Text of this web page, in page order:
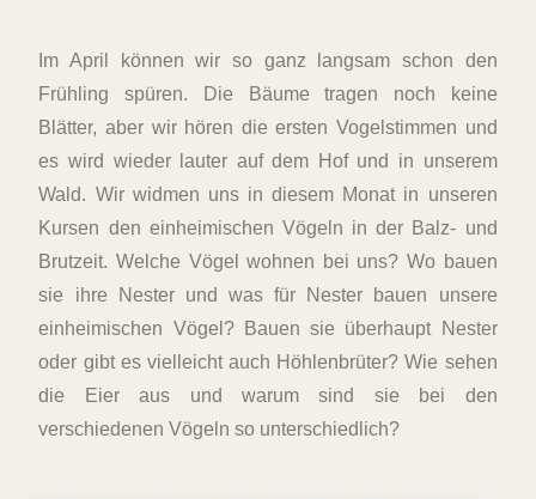
Im April können wir so ganz langsam schon den
Frühling spüren. Die Bäume tragen noch keine
Blätter, aber wir hören die ersten Vogelstimmen und
es wird wieder lauter auf dem Hof und in unserem
Wald. Wir widmen uns in diesem Monat in unseren
Kursen den einheimischen Vögeln in der Balz- und
Brutzeit. Welche Vögel wohnen bei uns? Wo bauen
sie ihre Nester und was für Nester bauen unsere
einheimischen Vögel? Bauen sie überhaupt Nester
oder gibt es vielleicht auch Höhlenbrüter? Wie sehen
die Eier aus und warum sind sie bei den
verschiedenen Vögeln so unterschiedlich?